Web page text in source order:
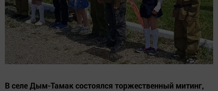
В селе Дым-Тамак состоялся торжественный митинг,